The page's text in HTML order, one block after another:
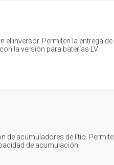
inversor. Permiten la entrega de
la versión para baterías LV.
de acumuladores de litio. Permite
de acumulación.